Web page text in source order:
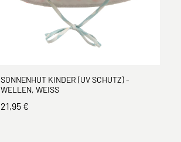
SONNENHUT KINDER (UV SCHUTZ) -
WELLEN, WEISS
21,95 €